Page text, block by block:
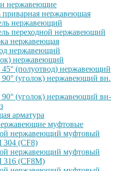
нержавеющие
приварная нержавеющая
нержавеющий
переходной нержавеющий
нержавеющая
нержавеющий
нержавеющий
(полуотвод) нержавеющий
(уголок) нержавеющий вн.
(уголок) нержавеющий вн-
арматура
муфтовые
нержавеющий муфтовый
304 (CF8)
нержавеющий муфтовый
316 (CF8M)